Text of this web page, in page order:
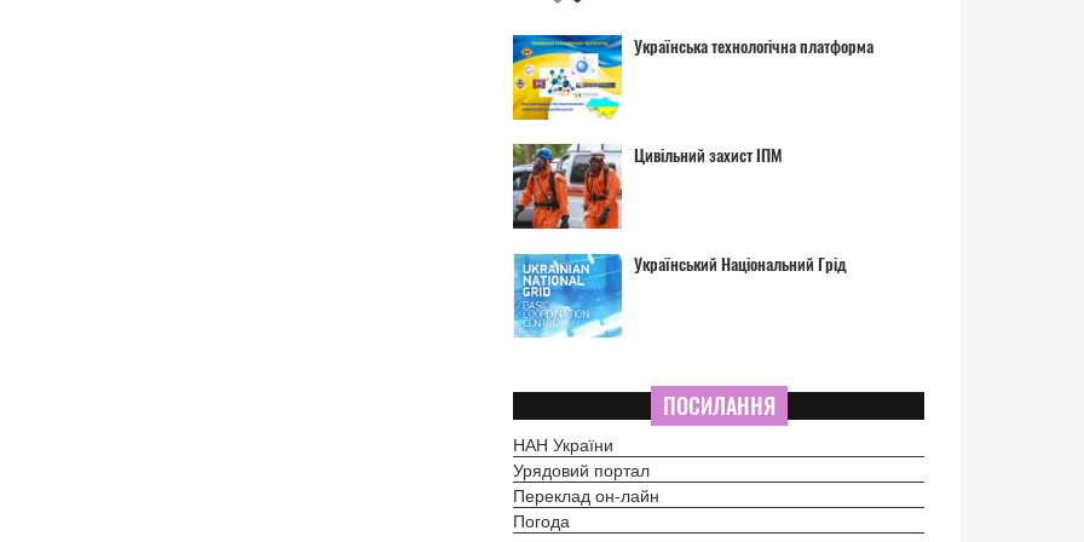
Українська технологічна платформа
Цивільний захист ІПМ
Український Національний Грід
ПОСИЛАННЯ
НАН України
Урядовий портал
Переклад он-лайн
Погода